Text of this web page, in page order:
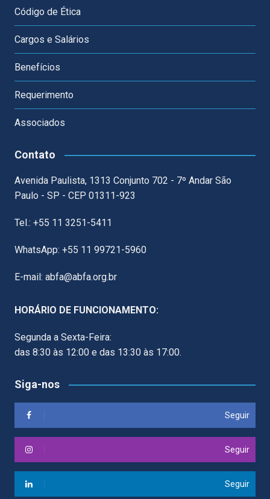
Código de Ética
Cargos e Salários
Benefícios
Requerimento
Associados
Contato
Avenida Paulista, 1313 Conjunto 702 - 7º Andar São
Paulo - SP - CEP 01311-923
Tel.: +55 11 3251-5411
WhatsApp: +55 11 99721-5960
E-mail: abfa@abfa.org.br
HORÁRIO DE FUNCIONAMENTO:
Segunda a Sexta-Feira:
das 8:30 às 12:00 e das 13:30 às 17:00.
Siga-nos
Seguir
Seguir
Seguir